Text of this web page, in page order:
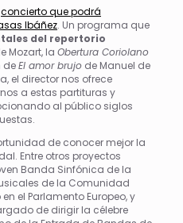
concierto que podrá
Ibáñez. Un programa que
del repertorio
Mozart, la Obertura Coriolano
deEl amor brujo de Manuel de
el director nos ofrece
a estas partituras y
al público siglos
de conocer mejor la
Entre otros proyectos
Banda Sinfónica de la
de la Comunidad
el Parlamento Europeo, y
de dirigir la célebre